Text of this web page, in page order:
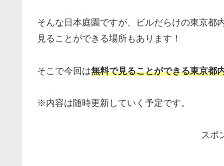
そんな日本庭園ですが、ビルだらけの東京都
見ることができる場所もあります！
そこで今回は無料で見ることができる東京都
※内容は随時更新していく予定です。
スポ